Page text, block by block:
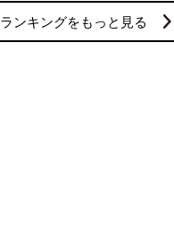
ランキングをもっと見る